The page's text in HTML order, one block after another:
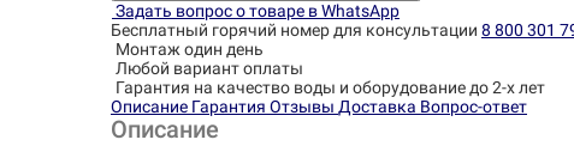
Задать вопрос о товаре в WhatsApp
Бесплатный горячий номер для консультации 8 800 301
Монтаж один день
Любой вариант оплаты
Гарантия на качество воды и оборудование до 2-х лет
Описание Гарантия Отзывы Доставка Вопрос-ответ
Описание